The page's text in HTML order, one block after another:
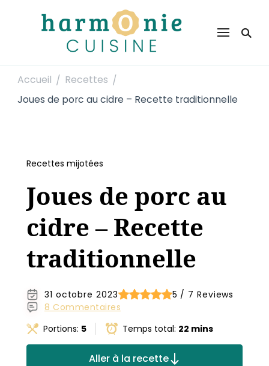
Harmonie Cuisine
Accueil / Recettes /
Joues de porc au cidre – Recette traditionnelle
Recettes mijotées
Joues de porc au
cidre – Recette
traditionnelle
31 octobre 2023
5 / 7 Reviews
8 Commentaires
Portions: 5 Temps total: 22 mins
Aller à la recette